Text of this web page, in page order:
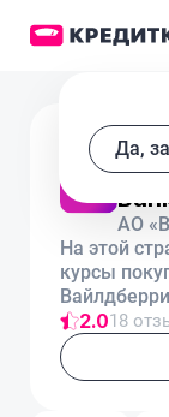
Да,
АО
Лицензия
На этой
курсы
2.018